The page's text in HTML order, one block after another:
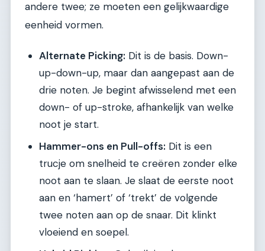
andere twee; ze moeten een gelijkwaardige
eenheid vormen.
Alternate Picking: Dit is de basis. Down-
up-down-up, maar dan aangepast aan de
drie noten. Je begint afwisselend met een
down- of up-stroke, afhankelijk van welke
noot je start.
Hammer-ons en Pull-offs: Dit is een
trucje om snelheid te creëren zonder elke
noot aan te slaan. Je slaat de eerste noot
aan en ‘hamert’ of ‘trekt’ de volgende
twee noten aan op de snaar. Dit klinkt
vloeiend en soepel.